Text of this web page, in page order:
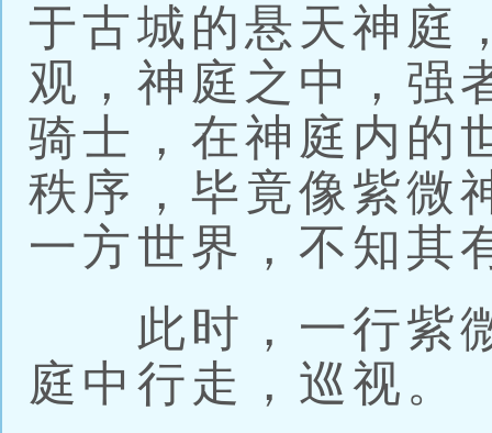
于古城的悬天神庭
观，神庭之中，强
骑士，在神庭内的
秩序，毕竟像紫微
一方世界，不知其
此时，一行紫微
庭中行走，巡视。